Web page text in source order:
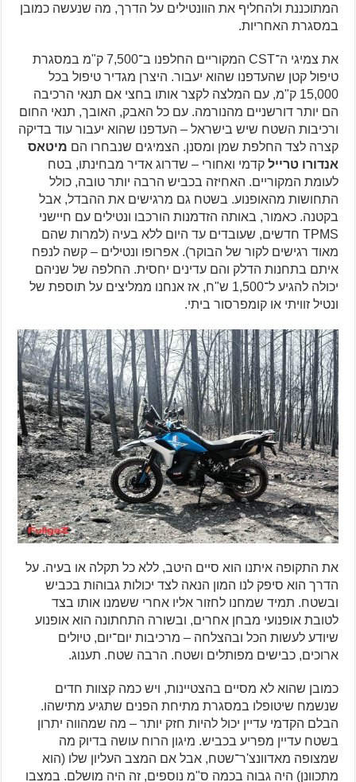
המתוכננת ולהחליף את הוונטילים על הדרך, מה שנעשה כמובן
במסגרת האחריות.
את צמיגי ה־CST המקוריים החלפנו ב־7,500 ק"מ במסגרת
טיפול קטן שהעדפנו שהוא יעבור. היצרן מגדיר טיפול בכל
15,000 ק"מ, עם המלצה לקצר אותו בחצי אם תנאי הרכיבה
הם יותר דורשניים מהנורמה. עם כל האבק, האובך, תנאי החום
ורכיבות השטח שיש בישראל – העדפנו שהוא יעבור עוד בדיקה
קצרה לצד החלפת שמן ומסנן. הצמיגים שנבחרו הם מיטאס
אנדורו טרייל קדמי ואחורי – שדרוג אדיר מבחינתו, בטח
לעומת המקוריים. האחיזה בכביש הרבה יותר טובה, כולל
התחושות מהאופנוע. בשטח גם מרגישים את ההבדל, אבל
בקטנה. כאמור, באותה הזדמנות הורכבו ונטילים עם חיישני
TPMS חדשים, שעובדים עד היום ללא בעיה (למרות שהם
מאוד רגישים לקור של הבוקר). אפרופו ונטילים – קשה לנפח
איתם בתחנות הדלק והם עדינים יחסית. החלפה של שניהם
יכולה להגיע ל־1,500 ש"ח, אז אנחנו ממליצים על תוספת של
ונטיל זוויתי או קומפרסור ביתי.
את התקופה איתנו הוא סיים היטב, ללא כל תקלה או בעיה. על
הדרך הוא סיפק לנו המון הנאה לצד יכולות גבוהות בכביש
ובשטח. תמיד שמחנו לחזור אליו אחרי ששמנו אותו בצד
לטובת אופנועי מבחן אחרים, ובשורה התחתונה הוא אופנוע
שיודע לעשות הכל ובהצלחה – מרכיבות יום־יום, טיולים
ארוכים, כבישים מפותלים ושטח. הרבה שטח. תענוג.
כמובן שהוא לא מסיים בהצטיינות, ויש כמה קצוות חדים
שנשמח שיטופלו במסגרת מתיחת הפנים שתגיע מתישהו.
הבלם הקדמי עדיין יכול להיות חזק יותר – מה שמהווה יתרון
בשטח עדיין מפריע בכביש. מיגון הרוח עושה בדיוק מה
שמצופה מאדוונצ'ר־שטח, אבל אם המצב העליון שלו (הוא
מתכוונן) היה גבוה בכמה ס"מ נוספים, זה היה מושלם. במצבו